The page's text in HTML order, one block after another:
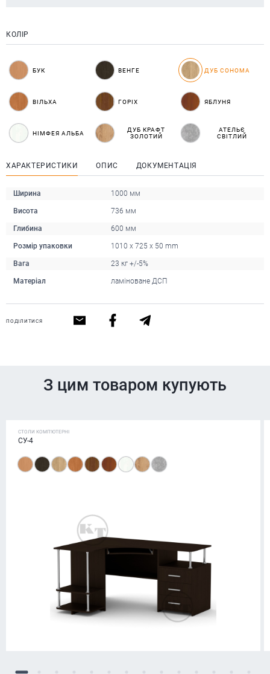
КОЛІР
БУК ВЕНГЕ ДУБ СОНОМА
ВІЛЬХА ГОРІХ ЯБЛУНЯ
НІМФЕЯ АЛЬБА
ДУБ КРАФТ
ЗОЛОТИЙ
АТЕЛЬЄ
СВІТЛИЙ
ХАРАКТЕРИСТИКИ ОПИС ДОКУМЕНТАЦІЯ
Ширина 1000 мм
Висота 736 мм
Глибина 600 мм
Розмір упаковки 1010 x 725 x 50 mm
Вага 23 кг +/-5%
Матеріал ламіноване ДСП
ПОДІЛИТИСЯ
З цим товаром купують
СТОЛИ КОМП'ЮТЕРНІ
СУ-4